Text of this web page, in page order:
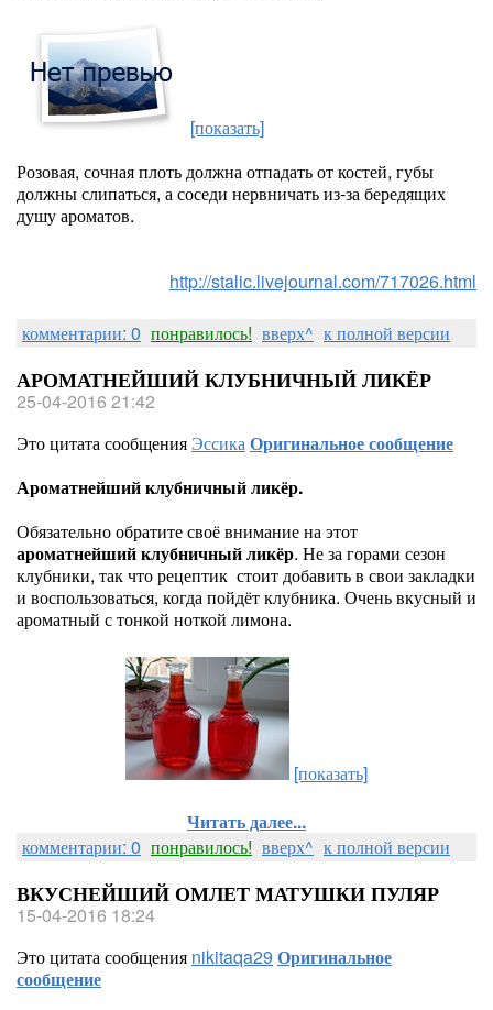
[показать]
Розовая, сочная плоть должна отпадать от костей, губы
должны слипаться, а соседи нервничать из-за бередящих
душу ароматов.
http://stalic.livejournal.com/717026.html
комментарии: 0 понравилось! вверх^ к полной версии
АРОМАТНЕЙШИЙ КЛУБНИЧНЫЙ ЛИКЁР
25-04-2016 21:42
Это цитата сообщения ЭссикаОригинальное сообщение
Ароматнейший клубничный ликёр.
Обязательно обратите своё внимание на этот
ароматнейший клубничный ликёр. Не за горами сезон
клубники, так что рецептик стоит добавить в свои закладки
и воспользоваться, когда пойдёт клубника. Очень вкусный и
ароматный с тонкой ноткой лимона.
[показать]
Читать далее...
комментарии: 0 понравилось! вверх^ к полной версии
ВКУСНЕЙШИЙ ОМЛЕТ МАТУШКИ ПУЛЯР
15-04-2016 18:24
Это цитата сообщения nikitaqa29 Оригинальное
сообщение